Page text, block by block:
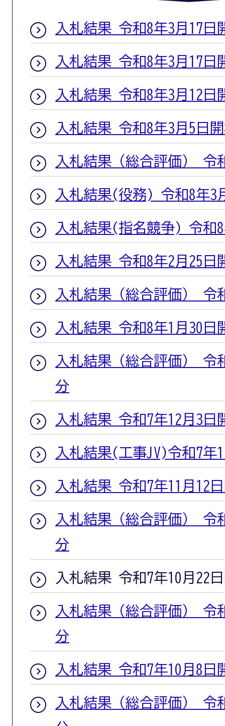
入札結果 令和8年3月17日
入札結果 令和8年3月17
入札結果 令和8年3月12
入札結果 令和8年3月5日
入札結果（総合評価） 令
入札結果(役務) 令和8年3
入札結果(指名競争) 令和
入札結果 令和8年2月25日
入札結果（総合評価） 令
入札結果 令和8年1月30日
入札結果（総合評価） 令
分
入札結果 令和7年12月3日
入札結果(工事JV)令和7年
入札結果 令和7年11月12
入札結果（総合評価） 令
分
入札結果 令和7年10月22
入札結果（総合評価） 令
分
入札結果 令和7年10月8日
入札結果（総合評価） 令